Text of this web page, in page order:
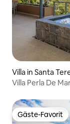
Villa in Santa
Villa Perla De
Gäste-Favorit
Gäste-Favorit